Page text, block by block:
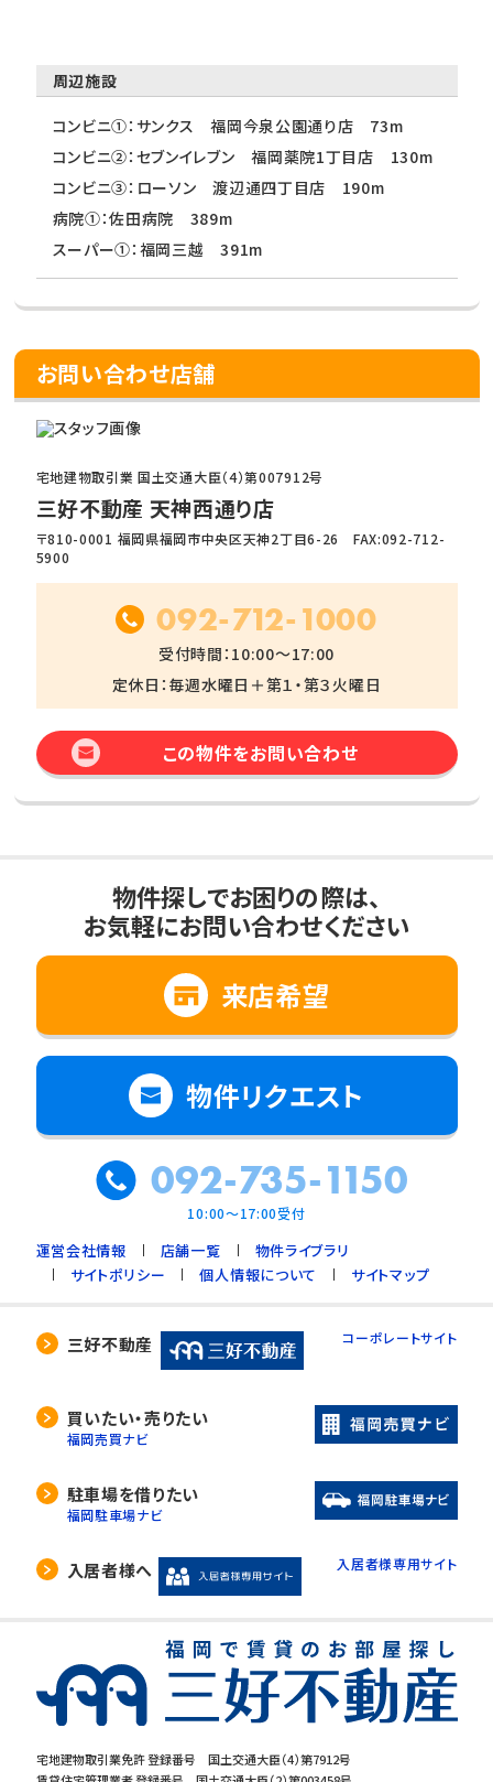
周辺施設
コンビニ①：サンクス 福岡今泉公園通り店 73m
コンビニ②：セブンイレブン 福岡薬院1丁目店 130m
コンビニ③：ローソン 渡辺通四丁目店 190m
病院①：佐田病院 389m
スーパー①：福岡三越 391m
お問い合わせ店舗
宅地建物取引業 国土交通大臣（4）第007912号
三好不動産 天神西通り店
〒810-0001 福岡県福岡市中央区天神2丁目6-26 FAX:092-712-
5900
092-712-1000
受付時間：10:00～17:00
定休日：毎週水曜日＋第１・第３火曜日
この物件をお問い合わせ
宅地建物取引業免許 登録番号 国土交通大臣（4）第7912号
物件探しでお困りの際は、
お気軽にお問い合わせください
来店希望
物件リクエスト
092-735-1150
10:00～17:00受付
運営会社情報 店舗一覧
物件ライブラリ
サイトポリシー
個人情報について サイトマップ
三好不動産 コーポレートサイト
買いたい・売りたい
福岡売買ナビ
駐車場を借りたい
福岡駐車場ナビ
入居者様へ 入居者様専用サイト